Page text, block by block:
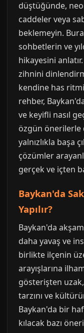
düştüğünde,
caddeler veya
beklemeyin.
sohbetlerin ve
hikayesini
zihnini
kendine has
rehber,
ve keyifli nasıl
özgün önerilerle
yalnızlıkla başa
çözümler
gerçek ve içten
Baykan'da
Yapılır?
Baykan'da
daha yavaş ve
birlikte ilçenin
arayışlarına
gösterişten
tarzını ve
Baykan'da bir
kılacak bazı